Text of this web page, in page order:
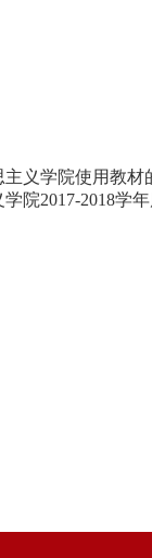
主义学院使用教材
院2017-2018学